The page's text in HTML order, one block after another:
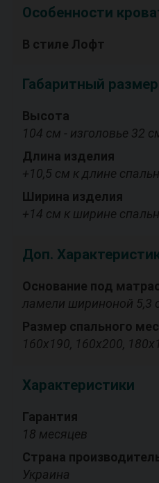
Особенности
В стиле Лофт
Габаритный
Высота
104 см - изголовье 32
Длина изделия
+10,5 см к длине
Ширина изделия
+14 см к ширине
Доп.
Основание под
ламели шириноной 5,3
Размер спального
160х190, 160х200,
Характеристики
Гарантия
18 месяцев
Страна
Украина